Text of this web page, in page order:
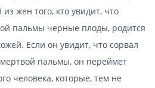
жен того, кто увидит, что
пальмы черные плоды, родится
Если он увидит, что сорвал
пальмы, он переймет
человека, которые, тем не